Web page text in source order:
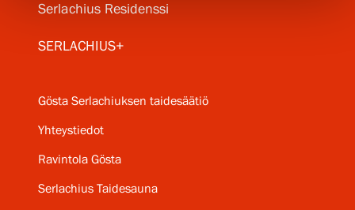
Serlachius Residenssi
SERLACHIUS+
Gösta Serlachiuksen taidesäätiö
Yhteystiedot
Ravintola Gösta
Serlachius Taidesauna